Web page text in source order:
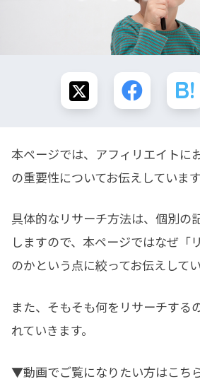
本ページでは、アフィリエイトに
の重要性についてお伝えしています
具体的なリサーチ方法は、個別の
しますので、本ページではなぜ「
のかという点に絞ってお伝えしてい
また、そもそも何をリサーチする
れていきます。
▼動画でご覧になりたい方はこち